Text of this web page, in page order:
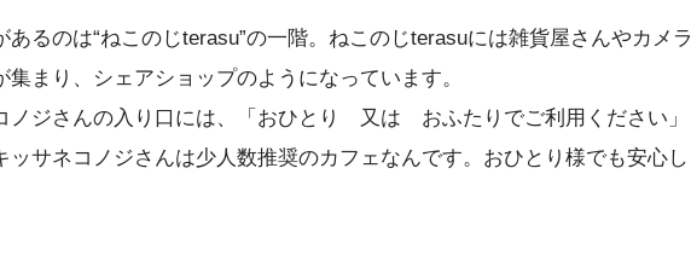
あるのは“ねこのじterasu”の一階。ねこのじterasuには雑貨屋さんやカメラ
集まり、シェアショップのようになっています。
ノジさんの入り口には、「おひとり 又は おふたりでご利用ください」
ッサネコノジさんは少人数推奨のカフェなんです。おひとり様でも安心し